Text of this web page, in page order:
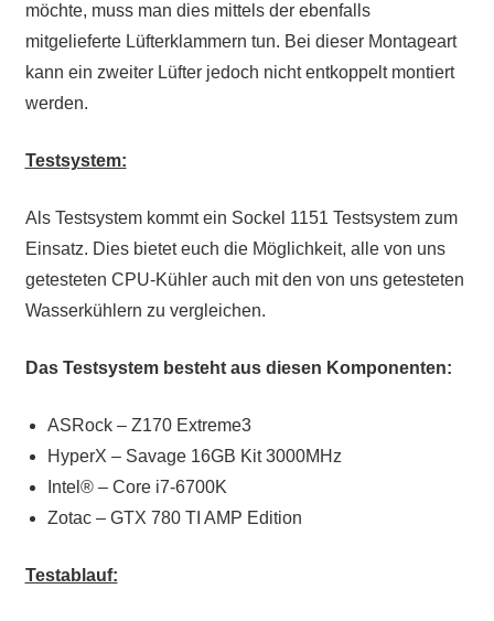
möchte, muss man dies mittels der ebenfalls
mitgelieferte Lüfterklammern tun. Bei dieser Montageart
kann ein zweiter Lüfter jedoch nicht entkoppelt montiert
werden.
Testsystem:
Als Testsystem kommt ein Sockel 1151 Testsystem zum
Einsatz. Dies bietet euch die Möglichkeit, alle von uns
getesteten CPU-Kühler auch mit den von uns getesteten
Wasserkühlern zu vergleichen.
Das Testsystem besteht aus diesen Komponenten:
ASRock – Z170 Extreme3
HyperX – Savage 16GB Kit 3000MHz
Intel® – Core i7-6700K
Zotac – GTX 780 TI AMP Edition
Testablauf: